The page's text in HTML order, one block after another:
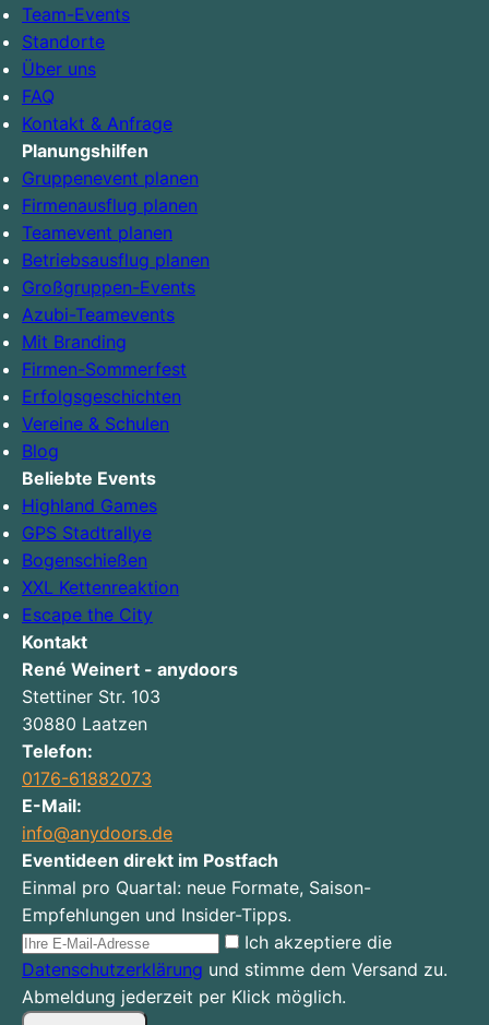
Team-Events
Standorte
Über uns
FAQ
Kontakt & Anfrage
Planungshilfen
Gruppenevent planen
Firmenausflug planen
Teamevent planen
Betriebsausflug planen
Großgruppen-Events
Azubi-Teamevents
Mit Branding
Firmen-Sommerfest
Erfolgsgeschichten
Vereine & Schulen
Blog
Beliebte Events
Highland Games
GPS Stadtrallye
Bogenschießen
XXL Kettenreaktion
Escape the City
Kontakt
René Weinert - anydoors
Stettiner Str. 103
30880 Laatzen
Telefon:
0176-61882073
E-Mail:
info@anydoors.de
Eventideen direkt im Postfach
Einmal pro Quartal: neue Formate, Saison-
Empfehlungen und Insider-Tipps.
Ich akzeptiere die
Datenschutzerklärung und stimme dem Versand zu.
Abmeldung jederzeit per Klick möglich.